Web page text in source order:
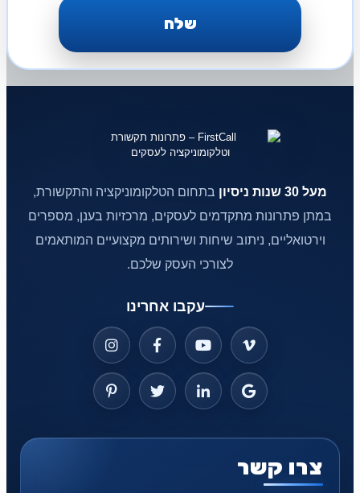
מעל 30 שנות ניסיון
בתחום הטלקומוניקציה והתקשורת,
במתן פתרונות מתקדמים לעסקים, מרכזיות בענן, מספרים
וירטואליים, ניתוב שיחות ושירותים מקצועיים המותאמים
לצורכי העסק שלכם.
עקבו אחרינו
צרו קשר